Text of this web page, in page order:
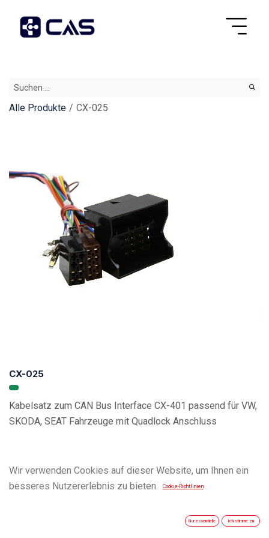
Alle Produkte CX-025
CX-025
Kabelsatz zum CAN Bus Interface CX-401 passend für VW,
SKODA, SEAT Fahrzeuge mit Quadlock Anschluss
Vehicle Compatibility List
Wir verwenden Cookies auf dieser Website, um Ihnen ein
besseres Nutzererlebnis zu bieten.
Cookie-Richtlinien
Nur essentielle Ich stimme zu